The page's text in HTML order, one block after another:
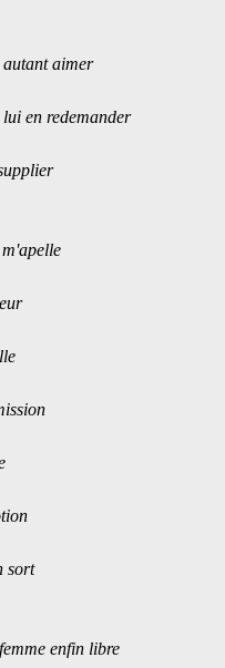
aimer
en redemander
sort
enfin libre